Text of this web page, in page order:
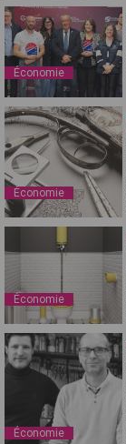
Économie
Économie
Économie
Économie